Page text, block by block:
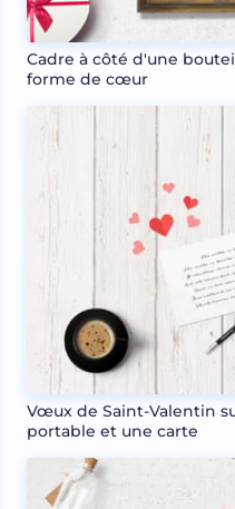
Cadre à côté d'une
forme de cœur
Vœux de Saint-Valentin
portable et une carte